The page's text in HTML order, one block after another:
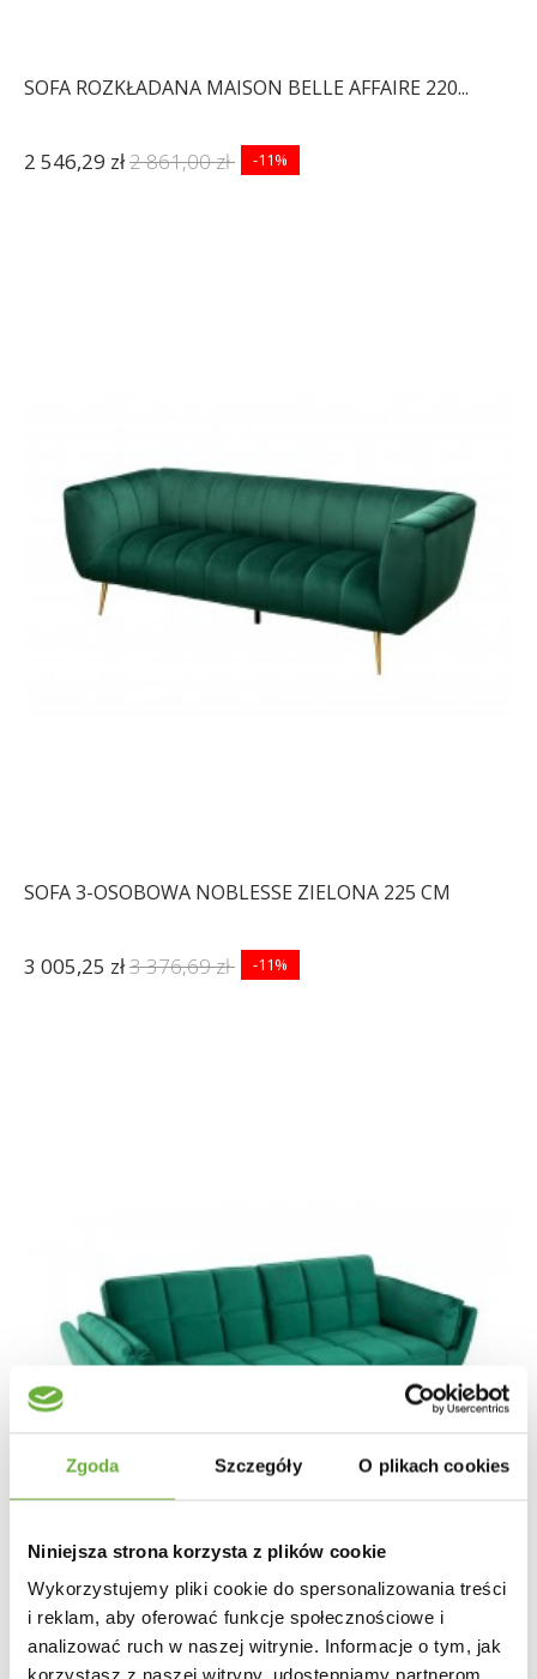
Zgoda Szczegóły O plikach cookies
Niniejsza strona korzysta z plików cookie
Wykorzystujemy pliki cookie do spersonalizowania treści
i reklam, aby oferować funkcje społecznościowe i
analizować ruch w naszej witrynie. Informacje o tym, jak
korzystasz z naszej witryny, udostępniamy partnerom
SOFA ROZKŁADANA MAISON BELLE AFFAIRE 220...
2 546,29 zł2 861,00 zł -11%
SOFA 3-OSOBOWA NOBLESSE ZIELONA 225 CM
3 005,25 zł3 376,69 zł -11%